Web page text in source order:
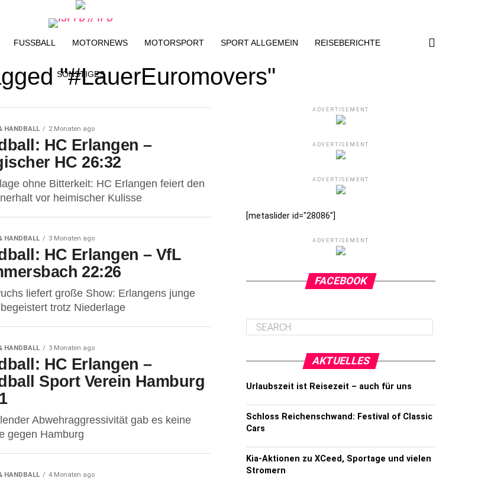
FUSSBALL MOTORNEWS MOTORSPORT SPORT ALLGEMEIN REISEBERICHTE
SONSTIGES
"#LauerEuromovers"
HANDBALL 2 Monaten ago
HC Erlangen –
HC 26:32
ohne Bitterkeit: HC Erlangen feiert den
vor heimischer Kulisse
HANDBALL 3 Monaten ago
HC Erlangen – VfL
22:26
liefert große Show: Erlangens junge
trotz Niederlage
HANDBALL 3 Monaten ago
HC Erlangen –
Sport Verein Hamburg
Abwehraggressivität gab es keine
gegen Hamburg
HANDBALL 4 Monaten ago
ADVERTISEMENT
ADVERTISEMENT
ADVERTISEMENT
[metaslider id="28086"]
ADVERTISEMENT
FACEBOOK
AKTUELLES
Urlaubszeit ist Reisezeit – auch für uns
Schloss Reichenschwand: Festival of Classic
Cars
Kia-Aktionen zu XCeed, Sportage und vielen
Stromern